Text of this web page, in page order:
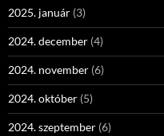
2025. január (3)
2024. december (4)
2024. november (6)
2024. október (5)
2024. szeptember (6)